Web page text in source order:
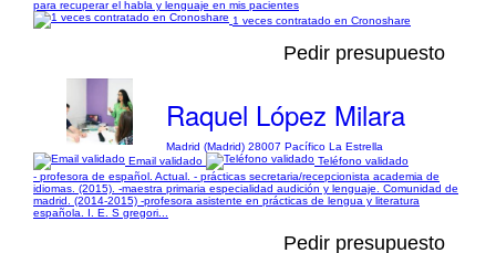
para recuperar el habla y lenguaje en mis pacientes
1 veces contratado en Cronoshare
Pedir presupuesto
Raquel López Milara
Madrid (Madrid) 28007 Pacífico La Estrella
Email validado
Teléfono validado
- profesora de español. Actual. - prácticas secretaria/recepcionista academia de
idiomas. (2015). -maestra primaria especialidad audición y lenguaje. Comunidad de
madrid. (2014-2015) -profesora asistente en prácticas de lengua y literatura
española. I. E. S gregori...
Pedir presupuesto